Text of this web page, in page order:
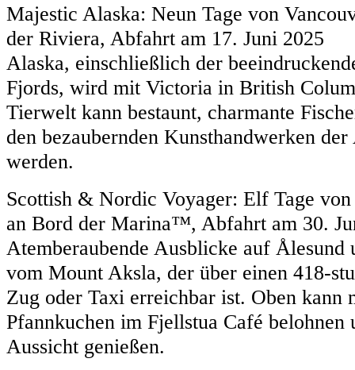
Majestic Alaska: Neun Tage von
der Riviera, Abfahrt am 17. Juni 2025
Alaska, einschließlich der
Fjords, wird mit Victoria in British
Tierwelt kann bestaunt, charmante
den bezaubernden Kunsthandwerken
werden.
Scottish & Nordic Voyager: Elf Tage
an Bord der Marina™, Abfahrt am 30.
Atemberaubende Ausblicke auf Ålesund
vom Mount Aksla, der über einen 418-
Zug oder Taxi erreichbar ist. Oben kann
Pfannkuchen im Fjellstua Café belohnen
Aussicht genießen.